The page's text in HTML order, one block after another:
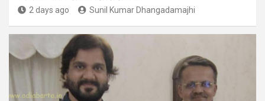
2 days ago Sunil Kumar Dhangadamajhi